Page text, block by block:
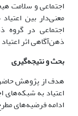
اجتماعی و سلامت
معنی‌دار بین
اجتماعی در گروه
ذهن‌آگاهی اثر
بحث و نتیجه‌گیری
هدف از پژوهش
اعتیاد به شبکه‌های
ادامه فرضیه‌های